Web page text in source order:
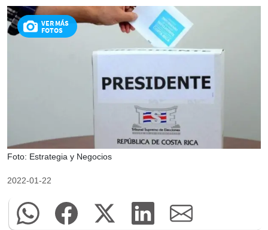
VER MÁS
FOTOS
Foto: Estrategia y Negocios
2022-01-22